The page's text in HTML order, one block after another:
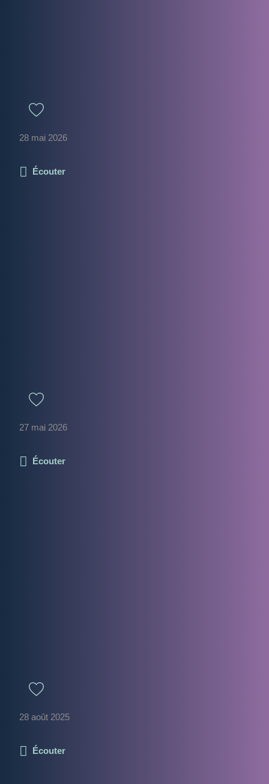
28 mai 2026
Écouter
27 mai 2026
Écouter
28 août 2025
Écouter